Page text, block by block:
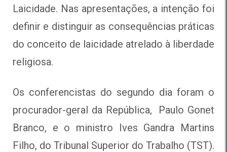
Laicidade. Nas apresentações, a intenção foi
definir e distinguir as consequências práticas
do conceito de laicidade atrelado à liberdade
religiosa.
Os conferencistas do segundo dia foram o
procurador-geral da República, Paulo Gonet
Branco, e o ministro Ives Gandra Martins
Filho, do Tribunal Superior do Trabalho (TST).